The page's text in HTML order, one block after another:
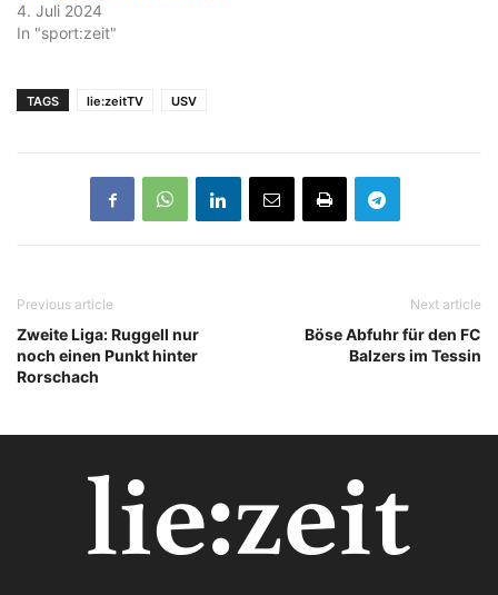
4. Juli 2024
In "sport:zeit"
TAGS lie:zeitTV USV
Previous article
Zweite Liga: Ruggell nur
noch einen Punkt hinter
Rorschach
Next article
Böse Abfuhr für den FC
Balzers im Tessin